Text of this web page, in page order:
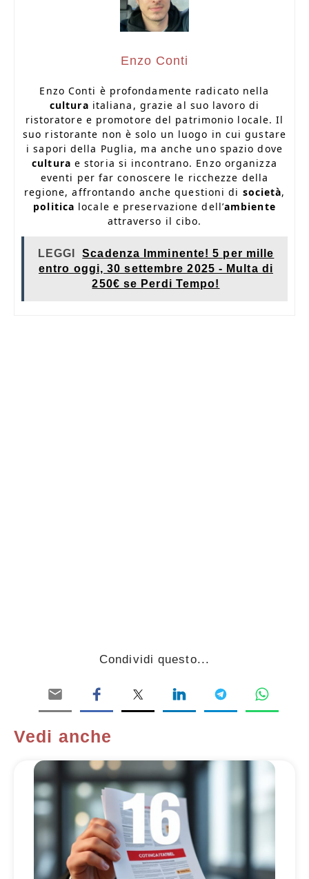
Enzo Conti
Enzo Conti è profondamente radicato nella
cultura italiana, grazie al suo lavoro di
ristoratore e promotore del patrimonio locale. Il
suo ristorante non è solo un luogo in cui gustare
i sapori della Puglia, ma anche uno spazio dove
cultura e storia si incontrano. Enzo organizza
eventi per far conoscere le ricchezze della
regione, affrontando anche questioni di società,
politica locale e preservazione dell’ambiente
attraverso il cibo.
LEGGI
Scadenza Imminente! 5 per mille
entro oggi, 30 settembre 2025 - Multa di
250€ se Perdi Tempo!
Condividi questo...
Vedi anche